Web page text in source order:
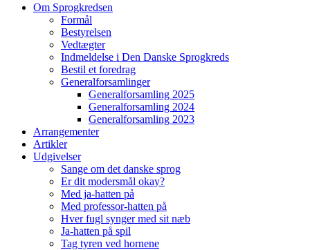
Om Sprogkredsen
Formål
Bestyrelsen
Vedtægter
Indmeldelse i Den Danske Sprogkreds
Bestil et foredrag
Generalforsamlinger
Generalforsamling 2025
Generalforsamling 2024
Generalforsamling 2023
Arrangementer
Artikler
Udgivelser
Sange om det danske sprog
Er dit modersmål okay?
Med ja-hatten på
Med professor-hatten på
Hver fugl synger med sit næb
Ja-hatten på spil
Tag tyren ved hornene